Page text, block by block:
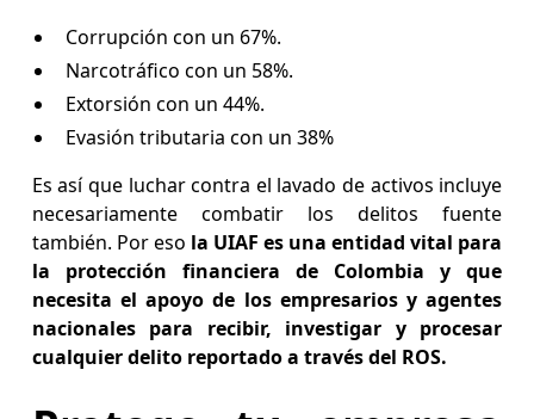
Corrupción con un 67%.
Narcotráfico con un 58%.
Extorsión con un 44%.
Evasión tributaria con un 38%
Es así que luchar contra el lavado de activos incluye
necesariamente combatir los delitos fuente
también. Por eso la UIAF es una entidad vital para
la protección financiera de Colombia y que
necesita el apoyo de los empresarios y agentes
nacionales para recibir, investigar y procesar
cualquier delito reportado a través del ROS.